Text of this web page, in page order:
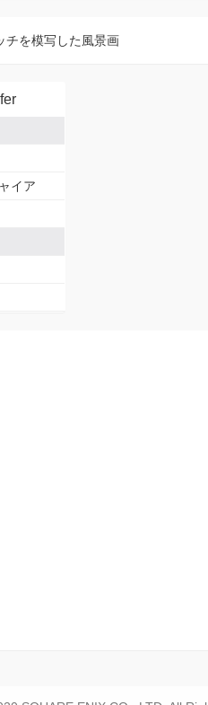
チを模写した風景画
イア